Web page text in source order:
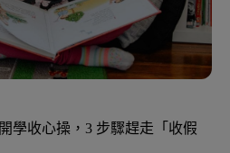
學收心操，3 步驟趕走「收假